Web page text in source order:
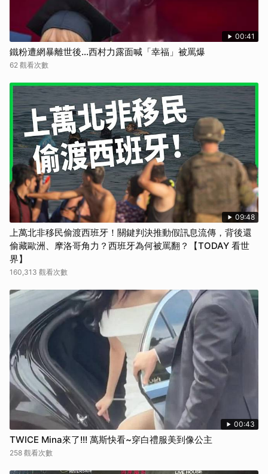
00:41
鐵粉遭網暴離世後...西村力露面喊「幸福」被罵爆
62 觀看次數
09:48
上萬北非移民偷渡西班牙！關鍵判決推動假訊息流傳，背後還
偷藏歐洲、摩洛哥角力？西班牙為何被罵翻？【TODAY 看世
界】
160,313 觀看次數
00:43
TWICE Mina來了!!! 萬斯快看~穿白禮服美到像公主
258 觀看次數